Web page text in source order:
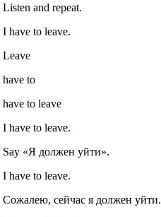
Listen and repeat.
I have to leave.
Leave
have to
have to leave
I have to leave.
Say «Я должен уйти».
I have to leave.
Сожалею, сейчас я должен уйти.